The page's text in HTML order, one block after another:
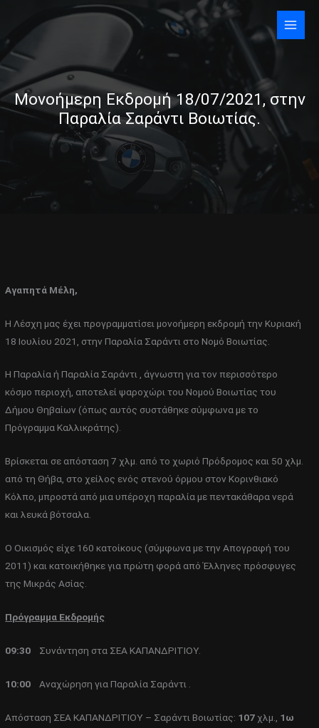
content
Μονοήμερη Εκδρομή 18/07/2021, στην
Παραλία Σαράντι Βοιωτίας.
Αγαπητά Μέλη,
Η Λέσχη μας έχει προγραμματίσει μονοήμερη εκδρομή την Κυριακή
18 Ιουλίου 2021, στην Παραλία Σαράντι στο Νομό Βοιωτίας.
Η Παραλία ή Παραλία Σαράντι , άγνωστη για τον περισσότερο
κόσμο περιοχή, αποτελεί ψαροχώρι του Νομού Βοιωτίας του
Δήμου Θηβαίων (όπως αυτός συστάθηκε σύμφωνα με το
Πρόγραμμα Καλλικράτης).
Βρίσκεται σε απόσταση 7 χλμ. από το χωριό Πρόδρομος και 50 χλμ.
από τη Θήβα, στο χείλος ενός στενού όρμου στον Κορινθιακό
Κόλπο, μπροστά από μια υπέροχη παραλία με πεντακάθαρα νερά
και λευκά βότσαλα.
Ο Οικισμός είχε 160 κατοίκους (σύμφωνα με την Απογραφή του
2011) και κατοικήθηκε για πρώτη φορά από Έλληνες πρόσφυγες
της Μικράς Ασίας.
Πρόγραμμα Εκδρομής
09:30 Συνάντηση στα ΣΕΑ ΚΑΠΑΝΔΡΙΤΙΟΥ.
10:00 Αναχώρηση για Παραλία Σαράντι .
Απόσταση ΣΕΑ ΚΑΠΑΝΔΡΙΤΙΟΥ – Σαράντι Βοιωτίας: 107χλμ., 1ω